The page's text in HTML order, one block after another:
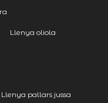
Llenya oliola
Llenya pallars jussa